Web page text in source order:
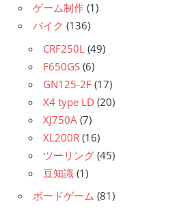
ゲーム制作 (1)
バイク (136)
CRF250L (49)
F650GS (6)
GN125-2F (17)
X4 type LD (20)
XJ750A (7)
XL200R (16)
ツーリング (45)
豆知識 (1)
ボードゲーム (81)